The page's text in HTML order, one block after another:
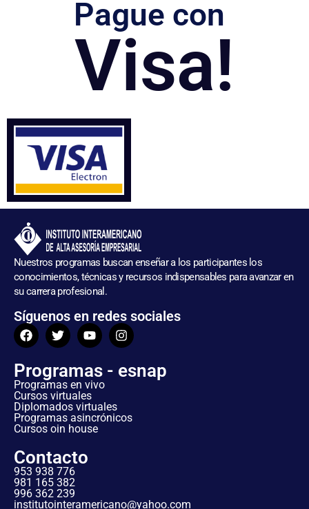
Pague con
Visa!
Nuestros programas buscan enseñar a los participantes los
conocimientos, técnicas y recursos indispensables para avanzar en
su carrera profesional.
Síguenos en redes sociales
Programas - esnap
Programas en vivo
Cursos virtuales
Diplomados virtuales
Programas asincrónicos
Cursos oin house
Contacto
953 938 776
981 165 382
996 362 239
institutointeramericano@yahoo.com